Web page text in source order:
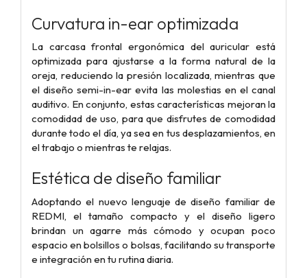
Curvatura in-ear optimizada
La carcasa frontal ergonómica del auricular está
optimizada para ajustarse a la forma natural de la
oreja, reduciendo la presión localizada, mientras que
el diseño semi-in-ear evita las molestias en el canal
auditivo. En conjunto, estas características mejoran la
comodidad de uso, para que disfrutes de comodidad
durante todo el día, ya sea en tus desplazamientos, en
el trabajo o mientras te relajas.
Estética de diseño familiar
Adoptando el nuevo lenguaje de diseño familiar de
REDMI, el tamaño compacto y el diseño ligero
brindan un agarre más cómodo y ocupan poco
espacio en bolsillos o bolsas, facilitando su transporte
e integración en tu rutina diaria.